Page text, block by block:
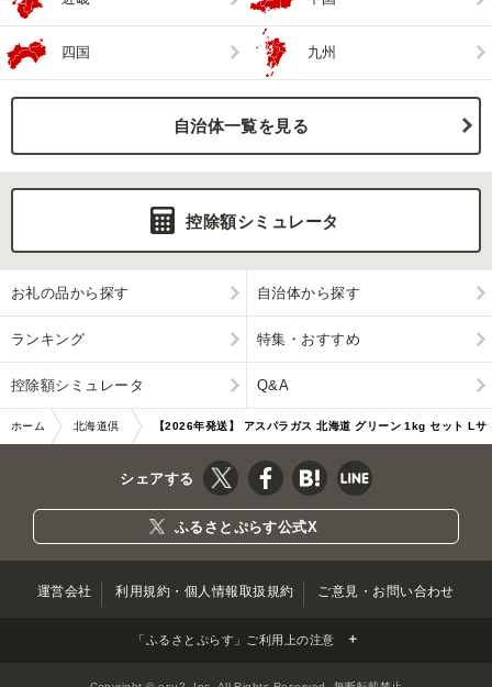
四国 九州
自治体一覧を見る
控除額シミュレータ
お礼の品から探す 自治体から探す
ランキング 特集・おすすめ
控除額シミュレータ Q&A
ホーム 北海道倶 【2026年発送】 アスパラガス 北海道 グリーン 1kg セット Lサ
イズ 春 限定 旬 朝採り
シェアする
ふるさとぷらす公式X
運営会社 利用規約・個人情報取扱規約 ご意見・お問い合わせ
「ふるさとぷらす」ご利用上の注意